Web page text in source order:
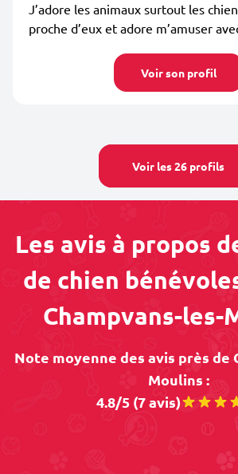
J’adore les animaux surtout les
proche d’eux et adore m’amuser
Voir son profil
Voir les 26 profils
Les avis à propos
de chien
Champvans-les-
Note moyenne des avis près de
Moulins :
4.8/5 (7 avis)